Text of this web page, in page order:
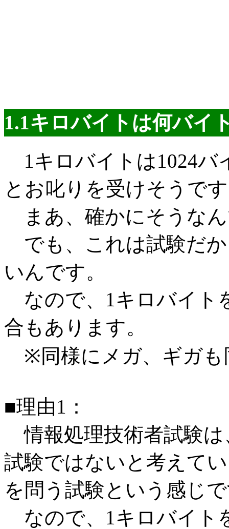
1.1キロバイトは何バイ
1キロバイトは1024バ
とお叱りを受けそうで
まあ、確かにそうな
でも、これは試験だ
いんです。
なので、1キロバイト
合もあります。
※同様にメガ、ギガも
■理由1：
情報処理技術者試験は
試験ではないと考えて
を問う試験という感じ
なので、1キロバイト